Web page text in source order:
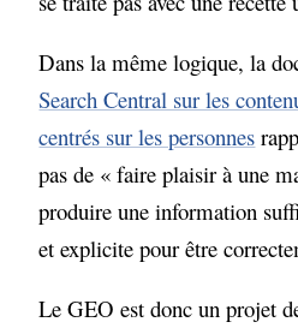
Dans la même logique, la
Search Central sur les
centrés sur les personnes
pas de « faire plaisir à une
produire une information
et explicite pour être
Le GEO est donc un projet